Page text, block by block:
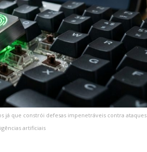
já que constrói defesas impenetráveis contra ataques
artificiais